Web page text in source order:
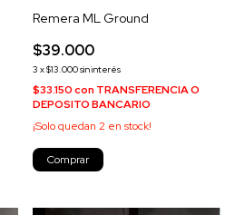
Remera ML Ground
$39.000
3 x$13.000sin interés
$33.150conTRANSFERENCIA O
DEPOSITO BANCARIO
¡Solo quedan2 en stock!
Comprar